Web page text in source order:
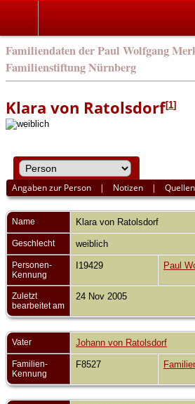
Familiendaten der Paul Wolfgang
Familienstiftung Nürnberg
Klara von Ratolsdorf[1]
Angaben zur Person | Notizen |Quellen
Name Klara von Ratolsdorf
Geschlecht weiblich
Personen-
Kennung
I19429 Paul
Zuletzt
bearbeitet am
24 Nov 2005
Vater Johann von Ratolsdorf
Familien-
Kennung
F8527